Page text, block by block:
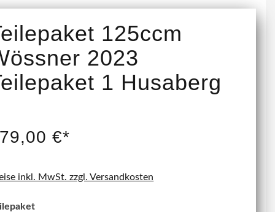
/
NEU
125ccm
2023
1 Husaberg
€*
inkl. MwSt. zzgl. Versandkosten